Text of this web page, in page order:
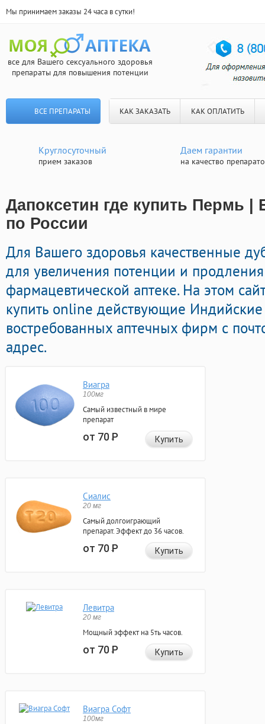
Мы принимаем заказы 24 часа в сутки!
все для Вашего сексуального здоровья
препараты для повышения потенции
ВСЕ ПРЕПАРАТЫ КАК ЗАКАЗАТЬ КАК ОПЛАТИТЬ
Круглосуточный
прием заказов
Даем гарантии
на качество
Дапоксетин где купить Пермь |
по России
Для Вашего здоровья качественные
для увеличения потенции и продления
фармацевтической аптеке. На этом
купить online действующие
востребованных аптечных фирм с
адрес.
Виагра
100мг
Самый известный в мире
препарат
от 70Р Купить
Сиалис
20 мг
Самый долгоиграющий
препарат. Эффект до 36 часов.
от 70Р Купить
Левитра
20 мг
Мощный эффект на 5ть часов.
от 70Р Купить
Виагра Софт
100мг